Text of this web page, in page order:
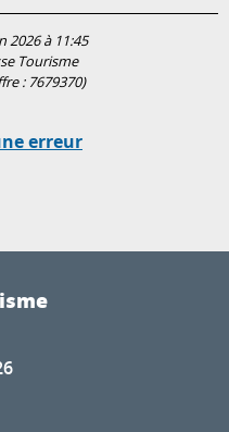
2026 à 11:45
Tourisme
: 7679370)
erreur